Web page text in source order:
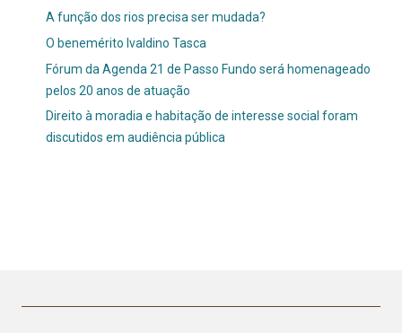
A função dos rios precisa ser mudada?
O benemérito Ivaldino Tasca
Fórum da Agenda 21 de Passo Fundo será homenageado
pelos 20 anos de atuação
Direito à moradia e habitação de interesse social foram
discutidos em audiência pública